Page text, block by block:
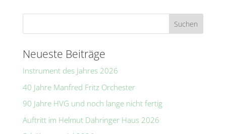
r
a
t
v
e
:
Neueste Beiträge
Instrument des Jahres 2026
40 Jahre Manfred Fritz Orchester
90 Jahre HVG und noch lange nicht fertig
Auftritt im Helmut Dahringer Haus 2026